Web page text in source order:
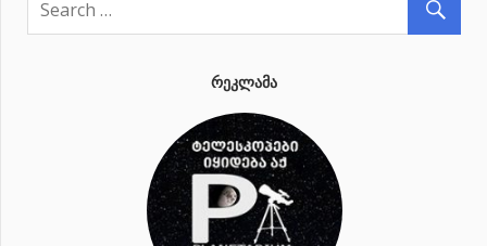
ᲠᲔᲙᲚᲐᲛᲐ